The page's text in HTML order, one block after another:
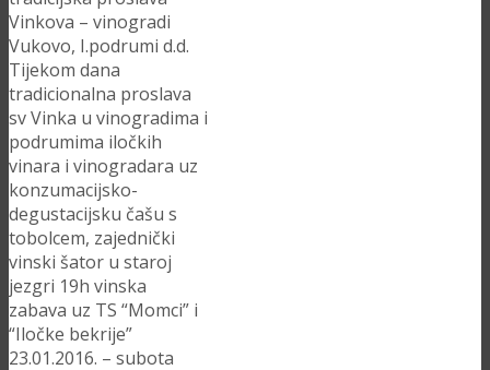
Vinkova – vinogradi
Vukovo, I.podrumi d.d.
Tijekom dana
tradicionalna proslava
sv Vinka u vinogradima i
podrumima iločkih
vinara i vinogradara uz
konzumacijsko-
degustacijsku čašu s
tobolcem, zajednički
vinski šator u staroj
jezgri 19h vinska
zabava uz TS “Momci” i
“Iločke bekrije”
23.01.2016. – subota